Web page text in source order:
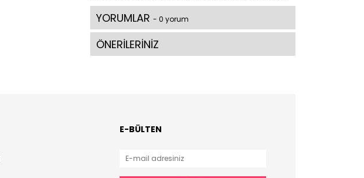
YORUMLAR - 0 yorum
ÖNERİLERİNİZ
E-BÜLTEN